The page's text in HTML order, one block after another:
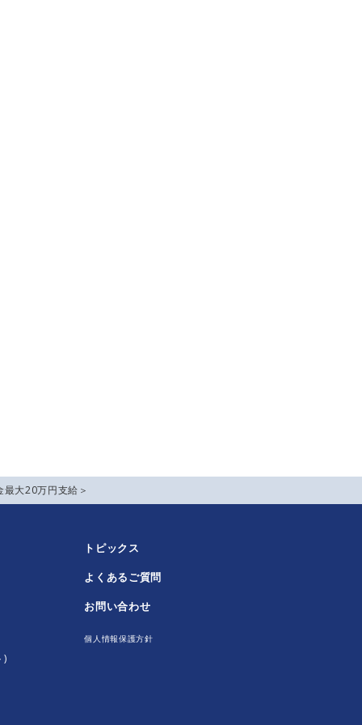
大20万円支給＞
)
トピックス
よくあるご質問
お問い合わせ
個人情報保護方針